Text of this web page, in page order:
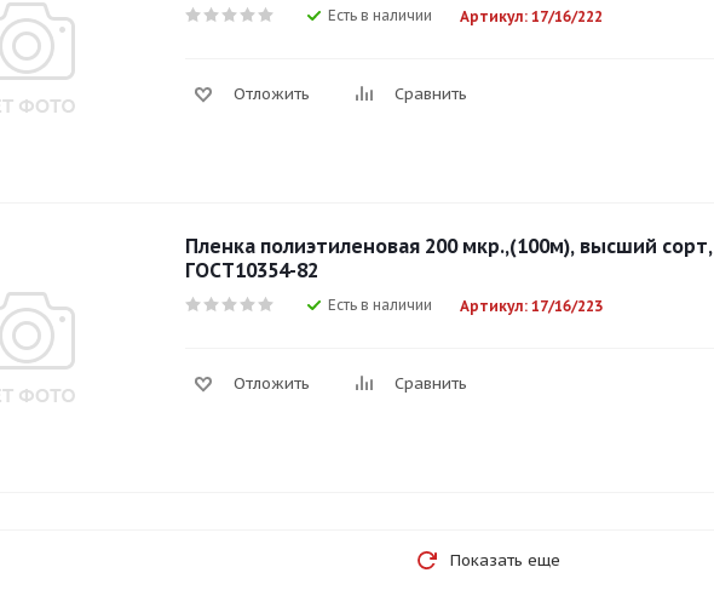
Есть в наличии Артикул: 17/16/222
Отложить Сравнить
Пленка полиэтиленовая 200 мкр.,(100м), высший сорт,
ГОСТ10354-82
Есть в наличии Артикул: 17/16/223
Отложить Сравнить
Показать еще